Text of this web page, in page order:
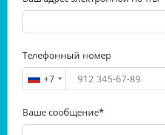
Телефонный номер
+7
Ваше сообщение*